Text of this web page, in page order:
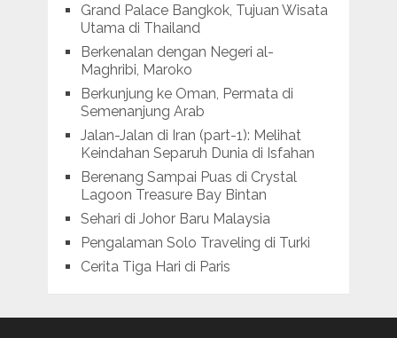
Grand Palace Bangkok, Tujuan Wisata
Utama di Thailand
Berkenalan dengan Negeri al-
Maghribi, Maroko
Berkunjung ke Oman, Permata di
Semenanjung Arab
Jalan-Jalan di Iran (part-1): Melihat
Keindahan Separuh Dunia di Isfahan
Berenang Sampai Puas di Crystal
Lagoon Treasure Bay Bintan
Sehari di Johor Baru Malaysia
Pengalaman Solo Traveling di Turki
Cerita Tiga Hari di Paris